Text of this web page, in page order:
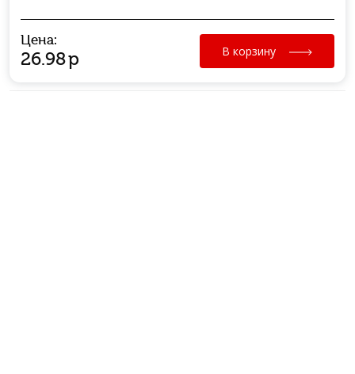
Цена:
26.98р В корзину